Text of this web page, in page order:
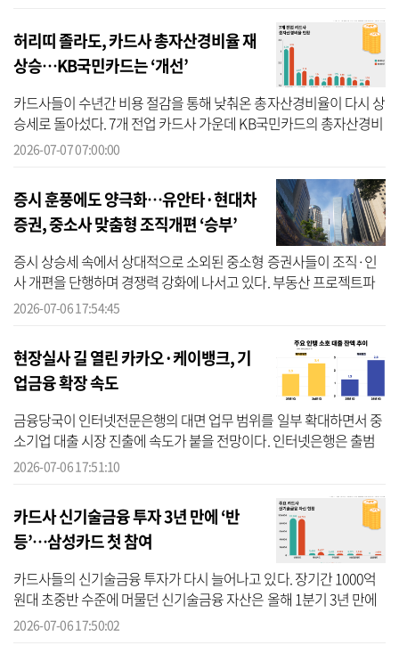
허리띠 졸라도, 카드사 총자산경비율 재
상승…KB국민카드는 ‘개선’
카드사들이 수년간 비용 절감을 통해 낮춰온 총자산경비율이 다시 상
승세로 돌아섰다. 7개 전업 카드사 가운데 KB국민카드의 총자산경비
율이 큰 폭 개선된 반면, 대부분의 카드사는 전년보다 악화된 모습이
2026-07-07 07:00:00
증시 훈풍에도 양극화…유안타·현대차
증권, 중소사 맞춤형 조직개편 ‘승부’
증시 상승세 속에서 상대적으로 소외된 중소형 증권사들이 조직·인
사 개편을 단행하며 경쟁력 강화에 나서고 있다. 부동산 프로젝트파
이낸싱(PF) 등 특정 분야에 쏠린 수익 포트폴리오가 시장 상황으로 위
2026-07-06 17:54:45
현장실사 길 열린 카카오·케이뱅크, 기
업금융 확장 속도
금융당국이 인터넷전문은행의 대면 업무 범위를 일부 확대하면서 중
소기업 대출 시장 진출에 속도가 붙을 전망이다. 인터넷은행은 출범
당시 주된 영업 수단을 모바일과 인터넷으로 삼도록 규정돼 있었다.
2026-07-06 17:51:10
카드사 신기술금융 투자 3년 만에 ‘반
등’…삼성카드 첫 참여
카드사들의 신기술금융 투자가 다시 늘어나고 있다. 장기간 1000억
원대 초중반 수준에 머물던 신기술금융 자산은 올해 1분기 3년 만에
1090억원대를 회복했으며, 삼성카드도 처음으로 관련 투자에 나선
2026-07-06 17:50:02